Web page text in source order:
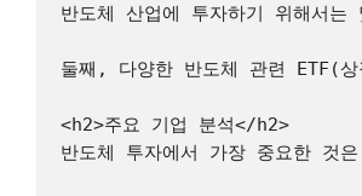
반도체 산업에 투자하기 위해서
둘째, 다양한 반도체 관련 ETF(
<h2>주요 기업 분석</h2>
반도체 투자에서 가장 중요한 것